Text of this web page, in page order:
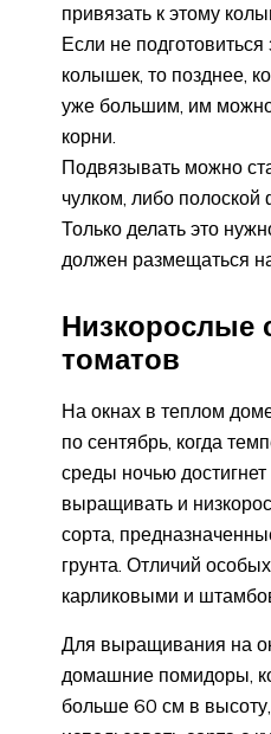
привязать к этому
Если не
колышек, то позднее,
уже большим, им
корни.
Подвязывать можно
чулком, либо полоской
Только делать это
должен размещаться
Низкорослые
томатов
На окнах в теплом
по сентябрь, когда
среды ночью
выращивать и
сорта,
грунта. Отличий
карликовыми и
Для выращивания на
домашние помидоры,
больше 60 см в